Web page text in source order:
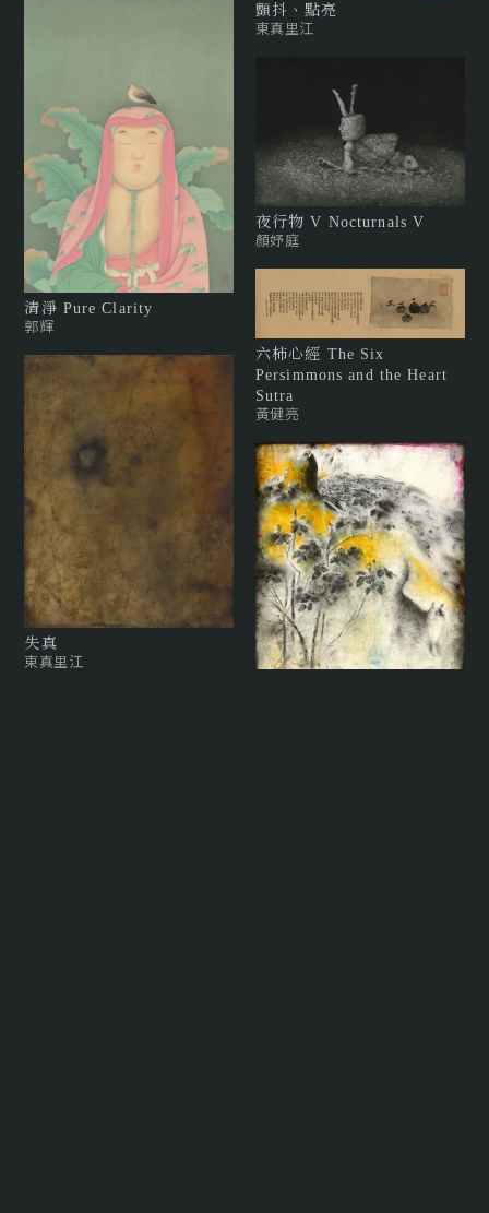
清淨 Pure Clarity
郭輝
失真
東真里江
顫抖、點亮
東真里江
夜行物 V Nocturnals V
顏妤庭
六柿心經 The Six
Persimmons and the Heart
Sutra
黃健亮